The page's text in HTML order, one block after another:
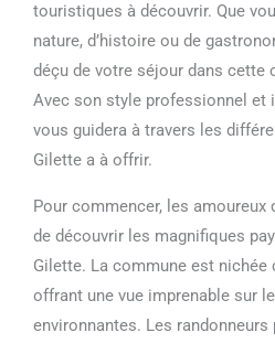
touristiques à découvrir. Que
nature, d’histoire ou de
déçu de votre séjour dans cette
Avec son style professionnel et
vous guidera à travers les
Gilette a à offrir.
Pour commencer, les amoureux
de découvrir les magnifiques
Gilette. La commune est nichée
offrant une vue imprenable sur
environnantes. Les